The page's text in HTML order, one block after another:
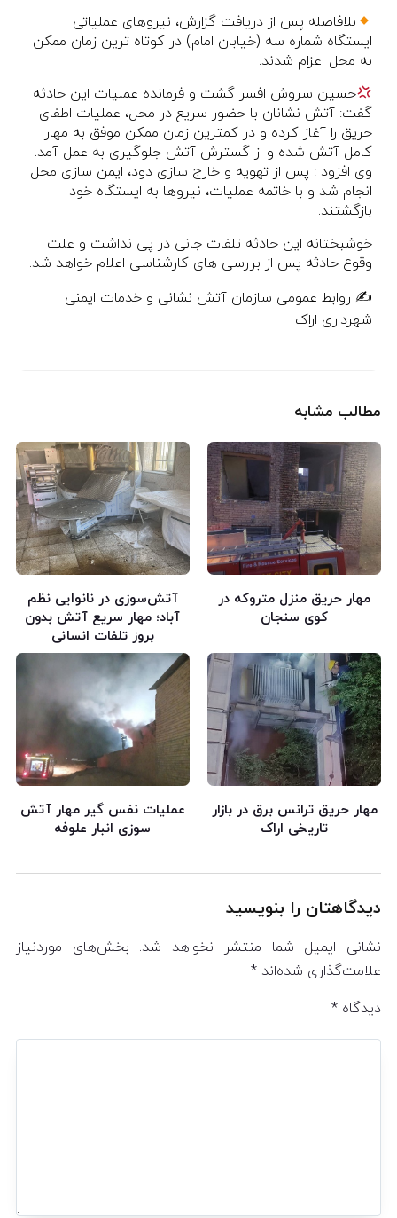
بلافاصله پس از دریافت گزارش، نیروهای عملیاتی
ایستگاه شماره سه (خیابان امام) در کوتاه ترین زمان ممکن
به محل اعزام شدند.
حسین سروش افسر گشت و فرمانده عملیات این حادثه
گفت: آتش نشانان با حضور سریع در محل، عملیات اطفای
حریق را آغاز کرده و در کمترین زمان ممکن موفق به مهار
کامل آتش شده و از گسترش آتش جلوگیری به عمل آمد.
وی افزود : پس از تهویه و خارج سازی دود، ایمن سازی محل
انجام شد و با خاتمه عملیات، نیروها به ایستگاه خود
بازگشتند.
خوشبختانه این حادثه تلفات جانی در پی نداشت و علت
وقوع حادثه پس از بررسی های کارشناسی اعلام خواهد شد.
✍️ روابط عمومی سازمان آتش نشانی و خدمات ایمنی
شهرداری اراک
مطالب مشابه
مهار حریق منزل متروکه در
کوی سنجان
آتش‌سوزی در نانوایی نظم
آباد؛ مهار سریع آتش بدون
بروز تلفات انسانی
مهار حریق ترانس برق در بازار
تاریخی اراک
عملیات نفس گیر مهار آتش
سوزی انبار علوفه
دیدگاهتان را بنویسید
نشانی ایمیل شما منتشر نخواهد شد. بخش‌های موردنیاز
علامت‌گذاری شده‌اند *
دیدگاه *